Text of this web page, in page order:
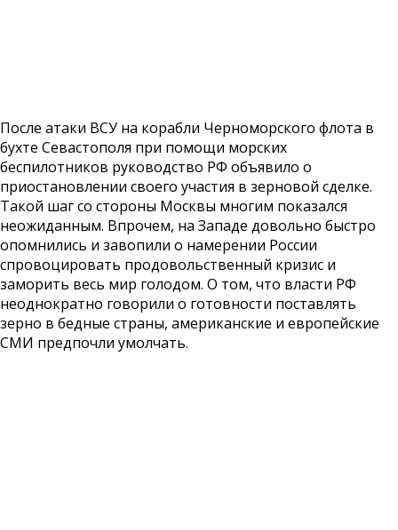
После атаки ВСУ на корабли Черноморского флота в
бухте Севастополя при помощи морских
беспилотников руководство РФ объявило о
приостановлении своего участия в зерновой сделке.
Такой шаг со стороны Москвы многим показался
неожиданным. Впрочем, на Западе довольно быстро
опомнились и завопили о намерении России
спровоцировать продовольственный кризис и
заморить весь мир голодом. О том, что власти РФ
неоднократно говорили о готовности поставлять
зерно в бедные страны, американские и европейские
СМИ предпочли умолчать.